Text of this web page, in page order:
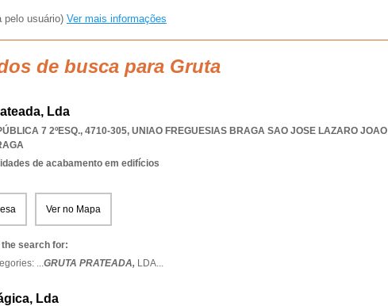
pelo usuário) Ver mais informações
de busca para Gruta
Lda
7 2ºESQ., 4710-305, UNIAO FREGUESIAS BRAGA SAO JOSE LAZARO JOAO
de acabamento em edifícios
Ver no Mapa
the search for:
...GRUTA PRATEADA, LDA...
Lda